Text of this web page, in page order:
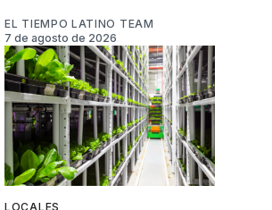
EL TIEMPO LATINO TEAM
7 de agosto de 2026
LOCALES